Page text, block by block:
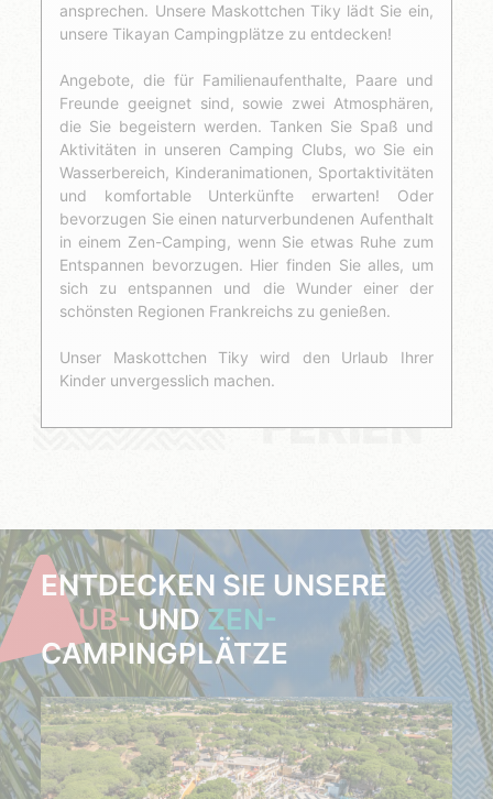
ansprechen. Unsere Maskottchen Tiky lädt Sie ein,
unsere Tikayan Campingplätze zu entdecken!
Angebote, die für Familienaufenthalte, Paare und
Freunde geeignet sind, sowie zwei Atmosphären,
die Sie begeistern werden. Tanken Sie Spaß und
Aktivitäten in unseren Camping Clubs, wo Sie ein
Wasserbereich, Kinderanimationen, Sportaktivitäten
und komfortable Unterkünfte erwarten! Oder
bevorzugen Sie einen naturverbundenen Aufenthalt
in einem Zen-Camping, wenn Sie etwas Ruhe zum
Entspannen bevorzugen. Hier finden Sie alles, um
sich zu entspannen und die Wunder einer der
schönsten Regionen Frankreichs zu genießen.
Unser Maskottchen Tiky wird den Urlaub Ihrer
Kinder unvergesslich machen.
FERIEN
ENTDECKEN SIE UNSERE
CLUB-UNDZEN-
CAMPINGPLÄTZE